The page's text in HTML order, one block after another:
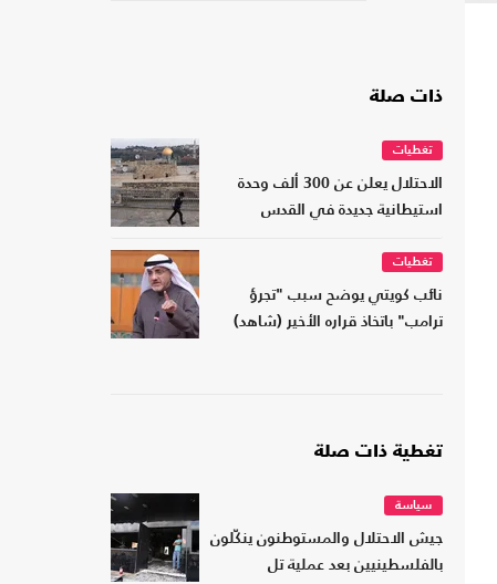
ذات صلة
تغطيات
الاحتلال يعلن عن 300 ألف وحدة
استيطانية جديدة في القدس
تغطيات
نائب كويتي يوضح سبب "تجرؤ
ترامب" باتخاذ قراره الأخير (شاهد)
تغطية ذات صلة
سياسة
جيش الاحتلال والمستوطنون ينكّلون
بالفلسطينيين بعد عملية تل